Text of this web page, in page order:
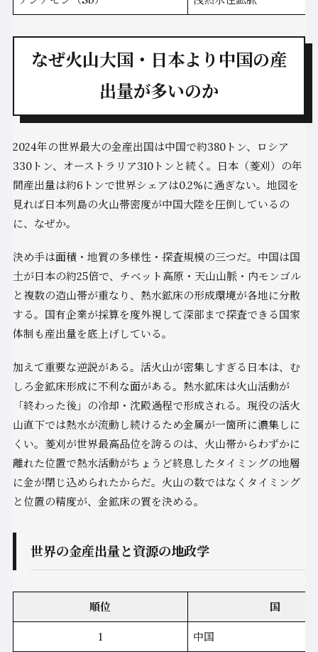
なぜ火山大国・日本より中国の産
出量が多いのか
2024年の世界最大の金産出国は中国で約380トン、ロシア
330トン、オーストラリア310トンと続く。日本（菱刈）の年
間産出量は約6トンで世界シェアは0.2%に過ぎない。地図を
見れば日本列島の火山帯密度が中国大陸を圧倒しているの
に、なぜか。
決め手は面積・地質の多様性・探査規模の三つだ。中国は国
土が日本の約25倍で、チベット高原・天山山脈・内モンゴル
と複数の造山帯が重なり、熱水鉱床の形成環境が各地に分散
する。国有企業が採算を度外視して深部まで探査できる国家
体制も産出量を底上げしている。
加えて重要な逆説がある。活火山が密集しすぎる日本は、む
しろ金鉱床形成に不利な面がある。熱水鉱床は火山活動が
「終わった後」の冷却・沈殿過程で形成される。現役の活火
山直下では熱水が流動し続けるため金属が一箇所に濃集しに
くい。菱刈が世界最高品位を誇るのは、火山帯からわずかに
離れた位置で熱水活動がちょうど終息したタイミングの地層
に金が閉じ込められたからだ。火山の数ではなくタイミング
と位置の精度が、金鉱床の質を決める。
世界の金産出量と資源の地政学
順位 国
1 中国